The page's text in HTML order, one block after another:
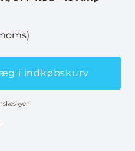
i indkøbskurv
til Ønskeskyen